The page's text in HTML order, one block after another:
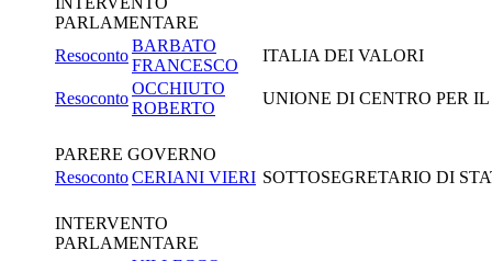
PARLAMENTARE
Resoconto
BARBATO
FRANCESCO
ITALIA DEI VALORI
Resoconto
OCCHIUTO
ROBERTO
UNIONE DI CENTRO PER
PARERE GOVERNO
ResocontoCERIANI VIERI SOTTOSEGRETARIO DI
INTERVENTO
PARLAMENTARE